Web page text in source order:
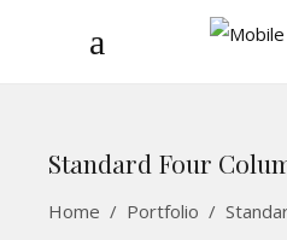
Standard Four
Home / Portfolio /